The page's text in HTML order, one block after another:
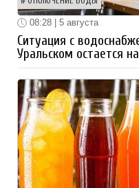
08:28 | 5 августа
Ситуация с
Уральском остается